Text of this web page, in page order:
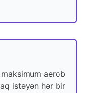
aerob
istəyən hər bir